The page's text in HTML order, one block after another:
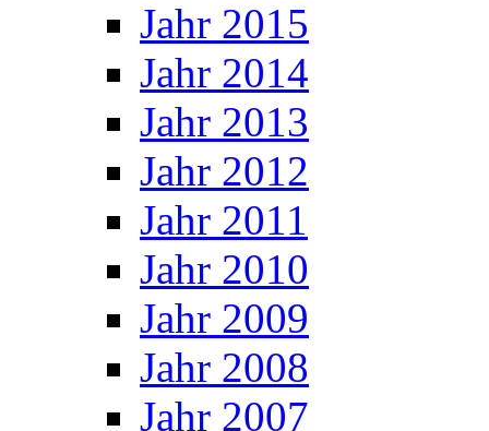
Jahr 2015
Jahr 2014
Jahr 2013
Jahr 2012
Jahr 2011
Jahr 2010
Jahr 2009
Jahr 2008
Jahr 2007